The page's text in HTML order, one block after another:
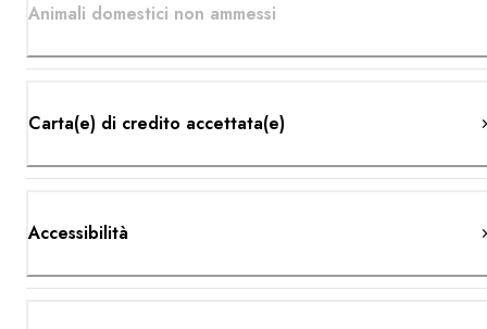
Animali domestici non ammessi
Carta(e) di credito accettata(e)
Accessibilità